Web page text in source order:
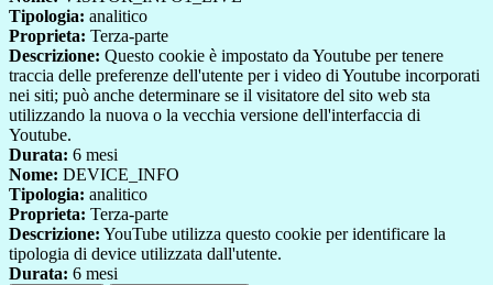
Tipologia: analitico
Proprieta: Terza-parte
Descrizione: Questo cookie è impostato da Youtube per tenere
traccia delle preferenze dell'utente per i video di Youtube incorporati
nei siti; può anche determinare se il visitatore del sito web sta
utilizzando la nuova o la vecchia versione dell'interfaccia di
Youtube.
Durata: 6 mesi
Nome: DEVICE_INFO
Tipologia: analitico
Proprieta: Terza-parte
Descrizione: YouTube utilizza questo cookie per identificare la
tipologia di device utilizzata dall'utente.
Durata: 6 mesi